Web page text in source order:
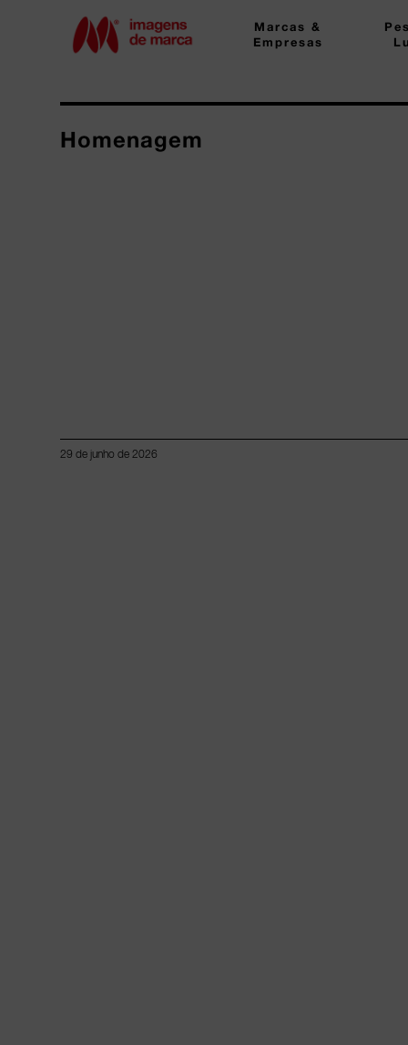
Marcas &
Empresas
Homenagem
29 de junho de 2026